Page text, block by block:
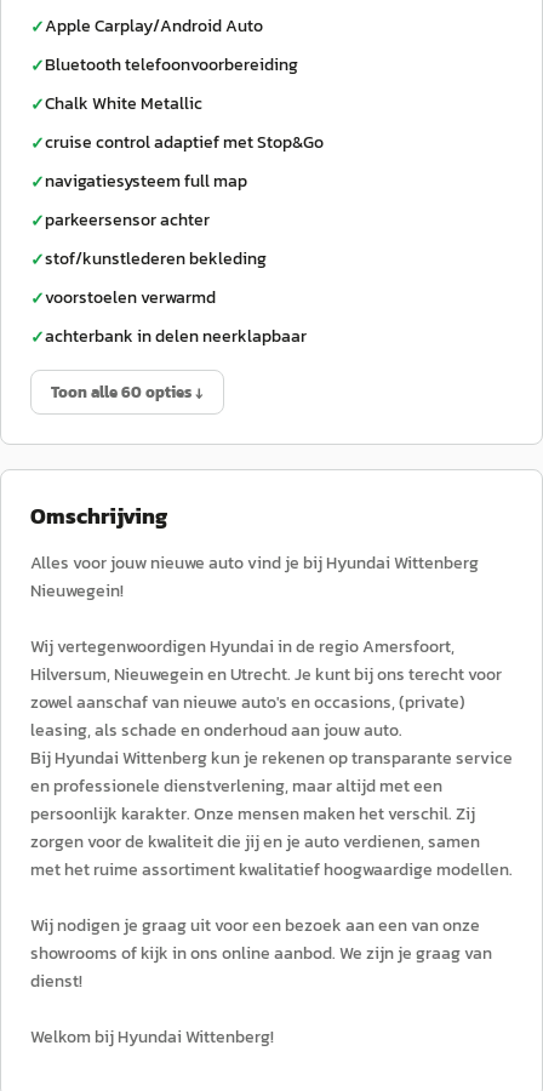
✓Apple Carplay/Android Auto
✓Bluetooth telefoonvoorbereiding
✓Chalk White Metallic
✓cruise control adaptief met Stop&Go
✓navigatiesysteem full map
✓parkeersensor achter
✓stof/kunstlederen bekleding
✓voorstoelen verwarmd
✓achterbank in delen neerklapbaar
Toon alle 60 opties ↓
Omschrijving
Alles voor jouw nieuwe auto vind je bij Hyundai Wittenberg
Nieuwegein!
Wij vertegenwoordigen Hyundai in de regio Amersfoort,
Hilversum, Nieuwegein en Utrecht. Je kunt bij ons terecht voor
zowel aanschaf van nieuwe auto's en occasions, (private)
leasing, als schade en onderhoud aan jouw auto.
Bij Hyundai Wittenberg kun je rekenen op transparante service
en professionele dienstverlening, maar altijd met een
persoonlijk karakter. Onze mensen maken het verschil. Zij
zorgen voor de kwaliteit die jij en je auto verdienen, samen
met het ruime assortiment kwalitatief hoogwaardige modellen.
Wij nodigen je graag uit voor een bezoek aan een van onze
showrooms of kijk in ons online aanbod. We zijn je graag van
dienst!
Welkom bij Hyundai Wittenberg!